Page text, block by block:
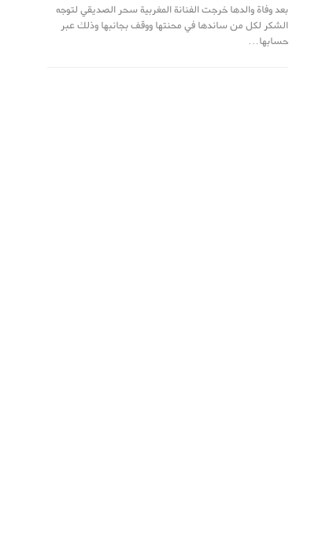
بعد وفاة والدها خرجت الفنانة المغربية سحر الصديقي لتوجه
الشكر لكل من ساندها في محنتها ووقف بجانبها وذلك عبر
حسابها…